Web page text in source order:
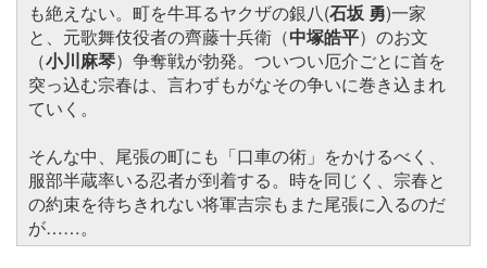
も絶えない。町を牛耳るヤクザの銀八(石坂 勇)一家
と、元歌舞伎役者の齊藤十兵衛（中塚皓平）のお文
（小川麻琴）争奪戦が勃発。ついつい厄介ごとに首を
突っ込む宗春は、言わずもがなその争いに巻き込まれ
ていく。
そんな中、尾張の町にも「口車の術」をかけるべく、
服部半蔵率いる忍者が到着する。時を同じく、宗春と
の約束を待ちきれない将軍吉宗もまた尾張に入るのだ
が……。